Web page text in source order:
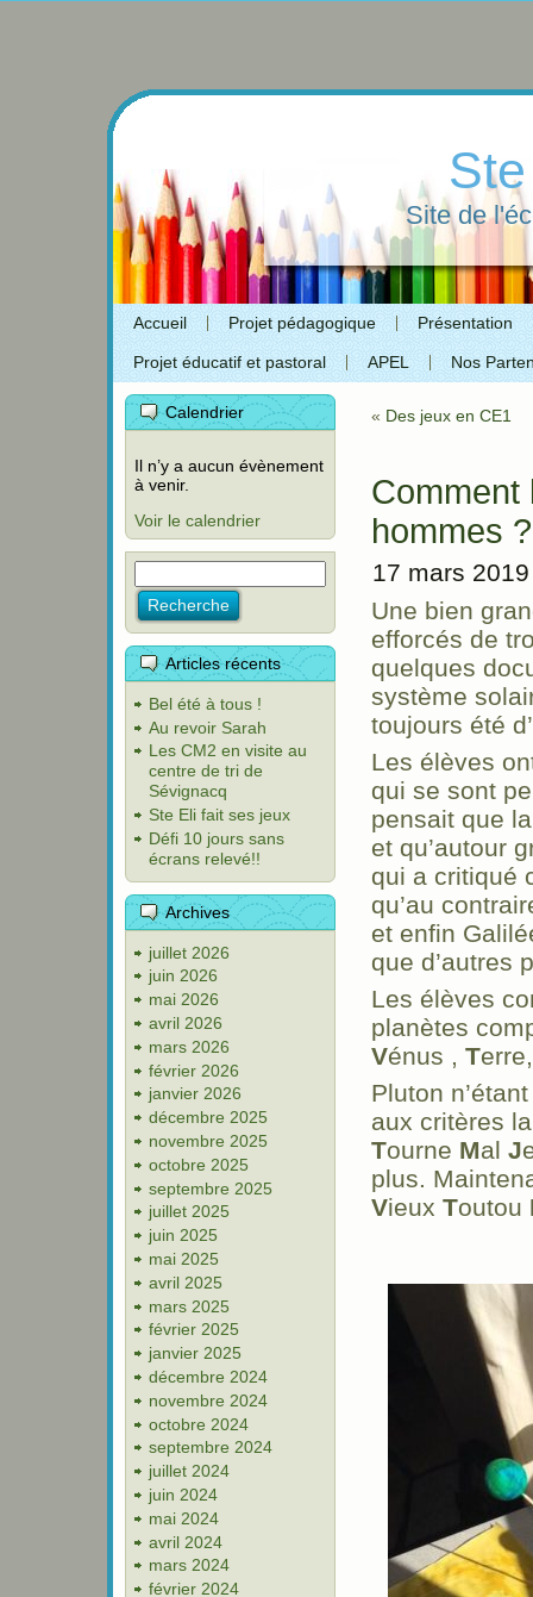
Site de
Accueil Projet pédagogique Présentation
Projet éducatif et pastoral APEL Nos
Calendrier
Il n’y a aucun évènement
à venir.
Voir le calendrier
Articles récents
Bel été à tous !
Au revoir Sarah
Les CM2 en visite au
centre de tri de
Sévignacq
Ste Eli fait ses jeux
Défi 10 jours sans
écrans relevé!!
Archives
juillet 2026
juin 2026
mai 2026
avril 2026
mars 2026
février 2026
janvier 2026
décembre 2025
novembre 2025
octobre 2025
septembre 2025
juillet 2025
juin 2025
mai 2025
avril 2025
mars 2025
février 2025
janvier 2025
décembre 2024
novembre 2024
octobre 2024
septembre 2024
juillet 2024
juin 2024
mai 2024
avril 2024
mars 2024
février 2024
« Des jeux en CE1
Comment
hommes ?
17 mars 2019
Une bien
efforcés de
quelques
système
toujours été
Les élèves
qui se sont
pensait que
et qu’autour
qui a critiqué
qu’au
et enfin
que d’autres
Les élèves
planètes
Vénus , T
Pluton
aux critères
Tourne Mal J
plus.
Vieux Toutou